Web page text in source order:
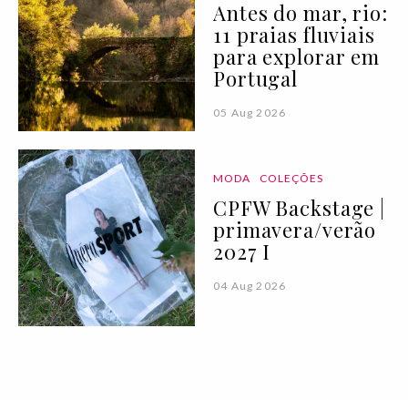
Antes do mar, rio:
11 praias fluviais
para explorar em
Portugal
05 Aug 2026
MODA COLEÇÕES
CPFW Backstage |
primavera/verão
2027 I
04 Aug 2026